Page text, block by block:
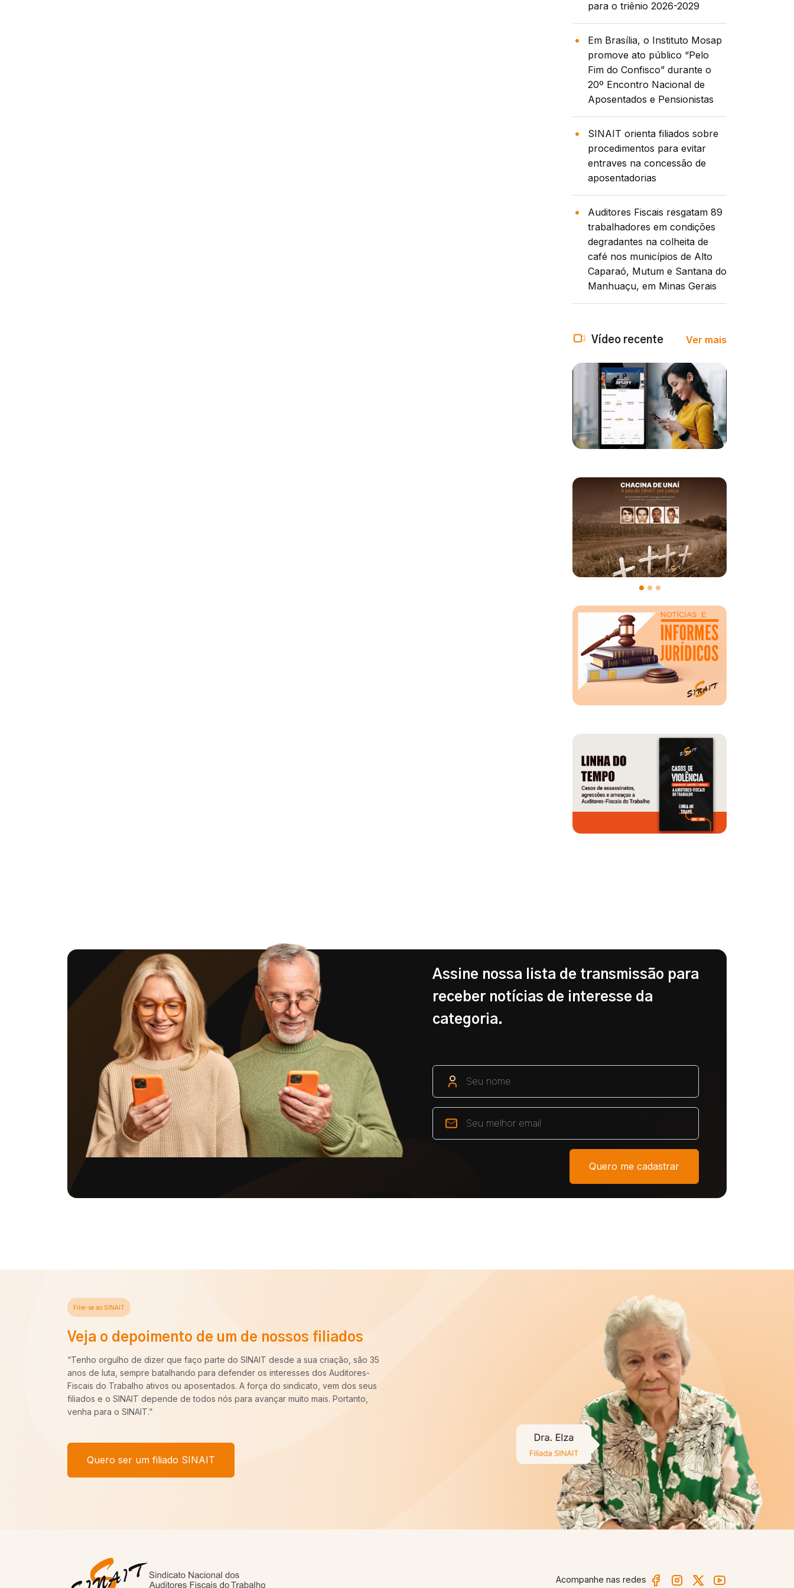
para o triênio 2026-2029
Em Brasília, o Instituto Mosap
promove ato público “Pelo
Fim do Confisco” durante o
20º Encontro Nacional de
Aposentados e Pensionistas
SINAIT orienta filiados sobre
procedimentos para evitar
entraves na concessão de
aposentadorias
Auditores Fiscais resgatam 89
trabalhadores em condições
degradantes na colheita de
café nos municípios de Alto
Caparaó, Mutum e Santana do
Manhuaçu, em Minas Gerais
Vídeo recente Ver mais
Assine nossa lista de transmissão para
receber notícias de interesse da
categoria.
Quero me cadastrar
Veja o depoimento de um de nossos filiados
“Há cerca de dez anos entrei para a carreira de Auditoria-Fiscal do Trabalho e ao
longo desse período constatei que é imprescindível o trabalho do SINAIT para a
nossa categoria. Uma carreira para ser forte precisa de um Sindicato forte,
sempre pronto para batalhar pelos nossos interesses. E tenho um recado,COM
Quero ser um filiado SINAIT